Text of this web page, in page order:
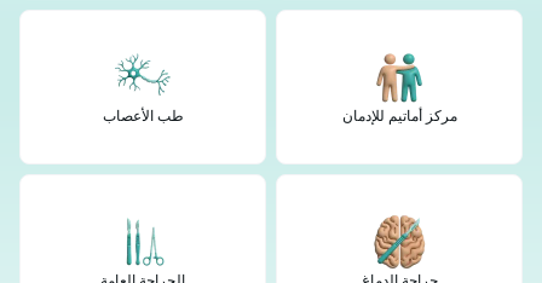
مركز أماتيم للإدمان طب الأعصاب